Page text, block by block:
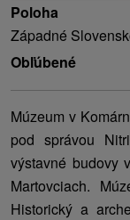
Poloha
Západné
Obľúbené
Múzeum v
pod správou
výstavné budovy
Martovciach.
Historický a